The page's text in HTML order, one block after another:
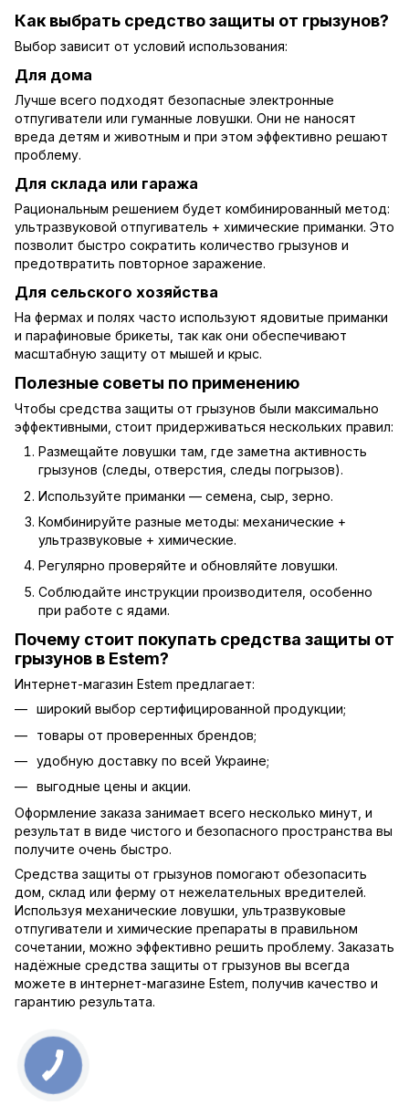
Как выбрать средство защиты от грызунов?
Выбор зависит от условий использования:
Для дома
Лучше всего подходят безопасные электронные
отпугиватели или гуманные ловушки. Они не наносят
вреда детям и животным и при этом эффективно решают
проблему.
Для склада или гаража
Рациональным решением будет комбинированный метод:
ультразвуковой отпугиватель + химические приманки. Это
позволит быстро сократить количество грызунов и
предотвратить повторное заражение.
Для сельского хозяйства
На фермах и полях часто используют ядовитые приманки
и парафиновые брикеты, так как они обеспечивают
масштабную защиту от мышей и крыс.
Полезные советы по применению
Чтобы средства защиты от грызунов были максимально
эффективными, стоит придерживаться нескольких правил:
Размещайте ловушки там, где заметна активность
грызунов (следы, отверстия, следы погрызов).
Используйте приманки — семена, сыр, зерно.
Комбинируйте разные методы: механические +
ультразвуковые + химические.
Регулярно проверяйте и обновляйте ловушки.
Соблюдайте инструкции производителя, особенно
при работе с ядами.
Почему стоит покупать средства защиты от
грызунов в Estem?
Интернет-магазин Estem предлагает:
широкий выбор сертифицированной продукции;
товары от проверенных брендов;
удобную доставку по всей Украине;
выгодные цены и акции.
Оформление заказа занимает всего несколько минут, и
результат в виде чистого и безопасного пространства вы
получите очень быстро.
Средства защиты от грызунов помогают обезопасить
дом, склад или ферму от нежелательных вредителей.
Используя механические ловушки, ультразвуковые
отпугиватели и химические препараты в правильном
сочетании, можно эффективно решить проблему. Заказать
надёжные средства защиты от грызунов вы всегда
можете в интернет-магазине Estem, получив качество и
гарантию результата.